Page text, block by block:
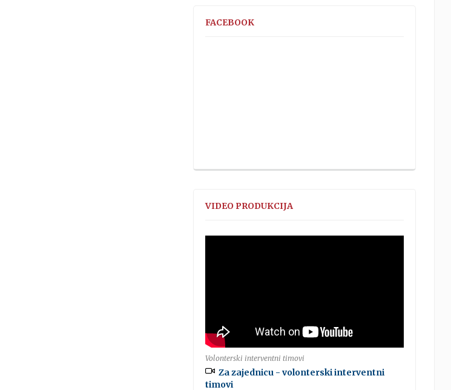
FACEBOOK
VIDEO PRODUKCIJA
Volonterski interventni timovi
Za zajednicu - volonterski interventni
timovi